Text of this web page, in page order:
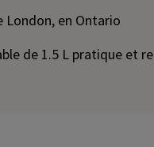
London, en Ontario
de 1.5 L pratique et